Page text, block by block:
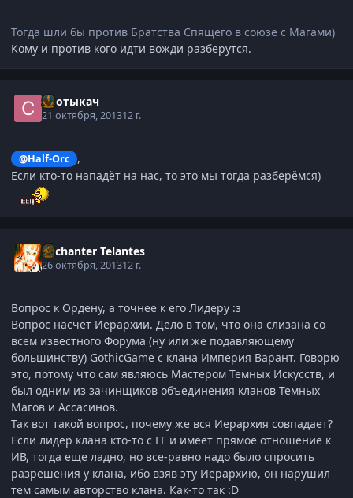
Тогда шли бы против Братства Спящего в союзе с Магами)
Кому и против кого идти вожди разберутся.
Спотыкач
21 октября, 201312 г.
@Half-Orc
,
Если кто-то нападёт на нас, то это мы тогда разберёмся)
Enchanter Telantes
26 октября, 201312 г.
Вопрос к Ордену, а точнее к его Лидеру :з
Вопрос насчет Иерархии. Дело в том, что она слизана со
всем известного Форума (ну или же подавляющему
большинству) GothicGame с клана Империя Варант. Говорю
это, потому что сам являюсь Мастером Темных Искусств, и
был одним из зачинщиков объединения кланов Темных
Магов и Ассасинов.
Так вот такой вопрос, почему же вся Иерархия совпадает?
Если лидер клана кто-то с ГГ и имеет прямое отношение к
ИВ, тогда еще ладно, но все-равно надо было спросить
разрешения у клана, ибо взяв эту Иерархию, он нарушил
тем самым авторство клана. Как-то так :D